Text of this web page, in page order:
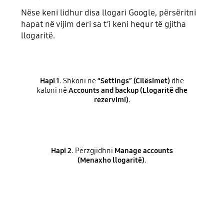
Nëse keni lidhur disa llogari Google, përsëritni
hapat në vijim deri sa t’i keni hequr të gjitha
llogaritë.
Hapi 1. Shkoni në“Settings” (Cilësimet)dhe
kaloni nëAccounts and backup (Llogaritë dhe
rezervimi).
Hapi 2. Përzgjidhni Manage accounts
(Menaxho llogaritë).